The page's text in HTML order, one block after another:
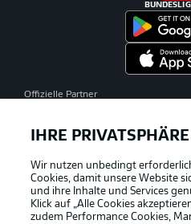
Offizielle Partner
IHRE
Wir nutzen unbedingt
Cookies, damit unsere Website
und ihre Inhalte und Services
Klick auf „Alle Cookies
zudem Performance Cookies,